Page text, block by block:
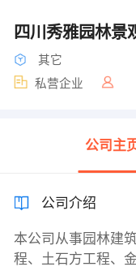
四川秀雅园林景
其它
私营企业
公司主
公司介绍
本公司从事园林建
程、土石方工程、